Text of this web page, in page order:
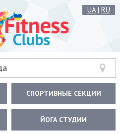
UA| RU
СПОРТИВНЫЕ СЕКЦИИ
ЙОГА СТУДИИ